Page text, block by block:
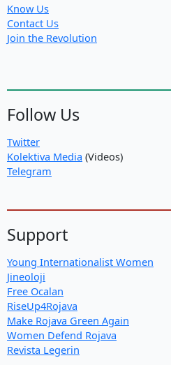
Know Us
Contact Us
Join the Revolution
Follow Us
Twitter
Kolektiva Media (Videos)
Telegram
Support
Young Internationalist Women
Jineoloji
Free Ocalan
RiseUp4Rojava
Make Rojava Green Again
Women Defend Rojava
Revista Legerin